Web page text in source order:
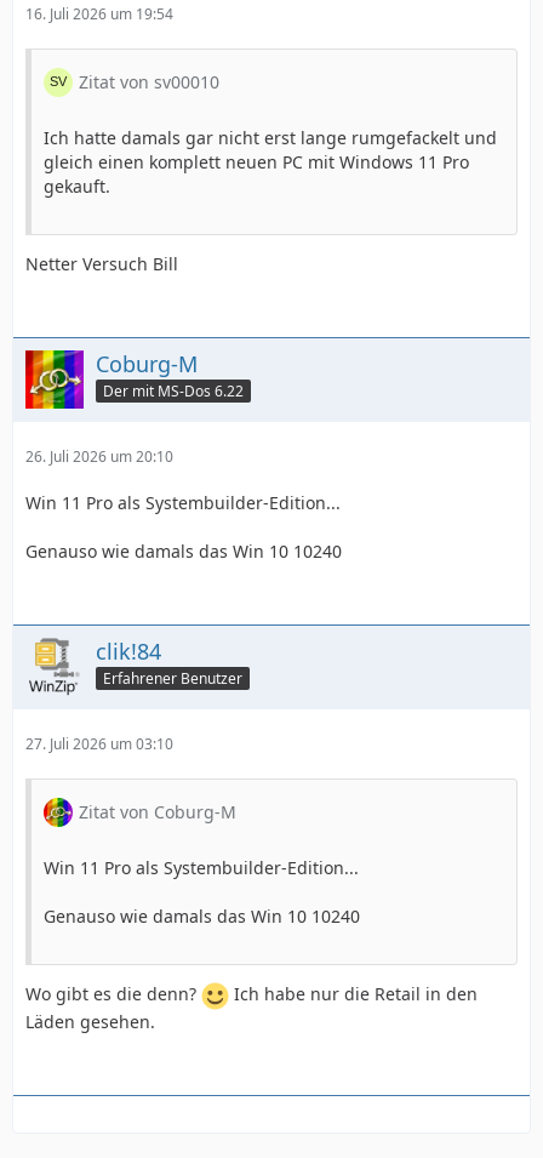
16. Juli 2026 um 19:54
Zitat von sv00010
Ich hatte damals gar nicht erst lange rumgefackelt und
gleich einen komplett neuen PC mit Windows 11 Pro
gekauft.
Netter Versuch Bill
Coburg-M
Der mit MS-Dos 6.22
26. Juli 2026 um 20:10
Win 11 Pro als Systembuilder-Edition...
Genauso wie damals das Win 10 10240
clik!84
Erfahrener Benutzer
27. Juli 2026 um 03:10
Zitat von Coburg-M
Win 11 Pro als Systembuilder-Edition...
Genauso wie damals das Win 10 10240
Wo gibt es die denn?
Ich habe nur die Retail in den
Läden gesehen.